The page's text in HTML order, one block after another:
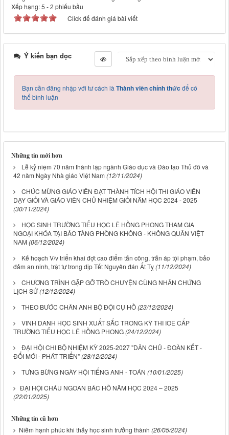
Xếp hạng:5 -2 phiếu bầu
Click để đánh giá bài viết
Ý kiến bạn đọc
Bạn cần đăng nhập với tư cách là Thành viên chính thứcđể có
thể bình luận
Những tin mới hơn
Lễ kỷ niệm 70 năm thành lập ngành Giáo dục và Đào tạo Thủ đô và
42 năm Ngày Nhà giáo Việt Nam (12/11/2024)
CHÚC MỪNG GIÁO VIÊN ĐẠT THÀNH TÍCH HỘI THI GIÁO VIÊN
DẠY GIỎI VÀ GIÁO VIÊN CHỦ NHIỆM GIỎI NĂM HỌC 2024 - 2025
(30/11/2024)
HỌC SINH TRƯỜNG TIỂU HỌC LÊ HỒNG PHONG THAM GIA
NGOẠI KHÓA TẠI BẢO TÀNG PHÒNG KHÔNG - KHÔNG QUÂN VIỆT
NAM(06/12/2024)
Kế hoạch V/v triển khai đợt cao điểm tấn công, trấn áp tội phạm, bảo
đảm an ninh, trật tự trong dịp Tết Nguyên đán Ất Tỵ(11/12/2024)
CHƯƠNG TRÌNH GẶP GỠ TRÒ CHUYỆN CÙNG NHÂN CHỨNG
LỊCH SỬ(12/12/2024)
THEO BƯỚC CHÂN ANH BỘ ĐỘI CỤ HỒ(23/12/2024)
VINH DANH HỌC SINH XUẤT SẮC TRONG KỲ THI IOE CẤP
TRƯỜNG TIỂU HỌC LÊ HỒNG PHONG(24/12/2024)
ĐẠI HỘI CHI BỘ NHIỆM KỲ 2025-2027 "DÂN CHỦ - ĐOÀN KẾT -
ĐỔI MỚI - PHÁT TRIỂN"(28/12/2024)
TƯNG BỪNG NGÀY HỘI TIẾNG ANH - TOÁN (10/01/2025)
​​ĐẠI HỘI CHÁU NGOAN BÁC HỒ NĂM HỌC 2024 – 2025
(22/01/2025)
Những tin cũ hơn
Niềm hạnh phúc khi thấy học sinh trưởng thành (26/05/2024)